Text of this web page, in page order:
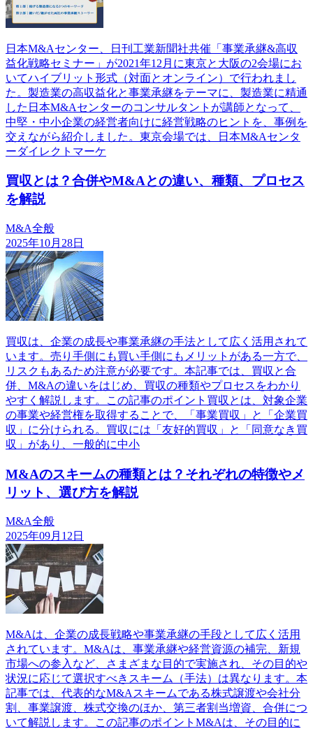
日本M&Aセンター、日刊工業新聞社共催「事業承継&高収
益化戦略セミナー」が2021年12月に東京と大阪の2会場にお
いてハイブリット形式（対面とオンライン）で行われまし
た。製造業の高収益化と事業承継をテーマに、製造業に精通
した日本M&Aセンターのコンサルタントが講師となって、
中堅・中小企業の経営者向けに経営戦略のヒントを、事例を
交えながら紹介しました。東京会場では、日本M&Aセンタ
ーダイレクトマーケ
買収とは？合併やM&Aとの違い、種類、プロセス
を解説
M&A全般
2025年10月28日
買収は、企業の成長や事業承継の手法として広く活用されて
います。売り手側にも買い手側にもメリットがある一方で、
リスクもあるため注意が必要です。本記事では、買収と合
併、M&Aの違いをはじめ、買収の種類やプロセスをわかり
やすく解説します。この記事のポイント買収とは、対象企業
の事業や経営権を取得することで、「事業買収」と「企業買
収」に分けられる。買収には「友好的買収」と「同意なき買
収」があり、一般的に中小
M&Aのスキームの種類とは？それぞれの特徴やメ
リット、選び方を解説
M&A全般
2025年09月12日
M&Aは、企業の成長戦略や事業承継の手段として広く活用
されています。M&Aは、事業承継や経営資源の補完、新規
市場への参入など、さまざまな目的で実施され、その目的や
状況に応じて選択すべきスキーム（手法）は異なります。本
記事では、代表的なM&Aスキームである株式譲渡や会社分
割、事業譲渡、株式交換のほか、第三者割当増資、合併につ
いて解説します。この記事のポイントM&Aは、その目的に